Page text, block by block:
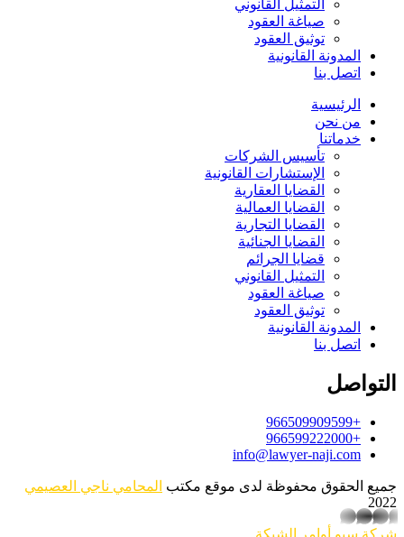
التمثيل القانوني
صياغة العقود
توثيق العقود
المدونة القانونية
اتصل بنا
الرئيسية
من نحن
خدماتنا
تأسيس الشركات
الإستشارات القانونية
القضايا العقارية
القضايا العمالية
القضايا التجارية
القضايا الجنائية
قضايا الجرائم
التمثيل القانوني
صياغة العقود
توثيق العقود
المدونة القانونية
اتصل بنا
التواصل
+966509909599
+966599222000
info@lawyer-naji.com
جميع الحقوق محفوظة لدى موقع مكتب المحامي ناجي العصيمي
2022
شركة سيو أوامر الشبكة
whatsapp